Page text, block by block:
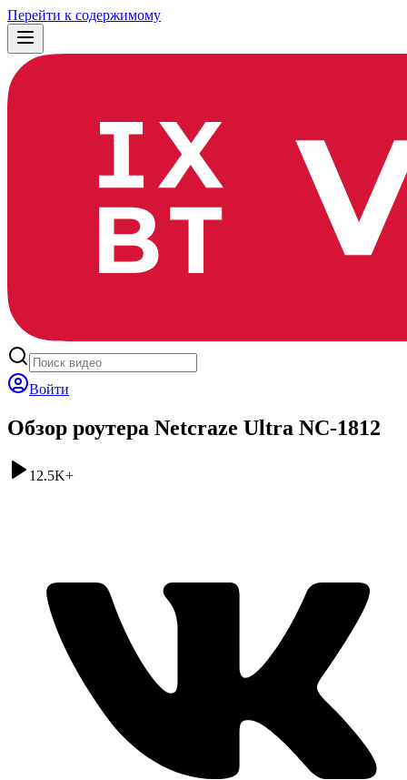
Перейти к содержимому
Войти
Обзор роутера Netcraze Ultra NC-1812
12.5K+